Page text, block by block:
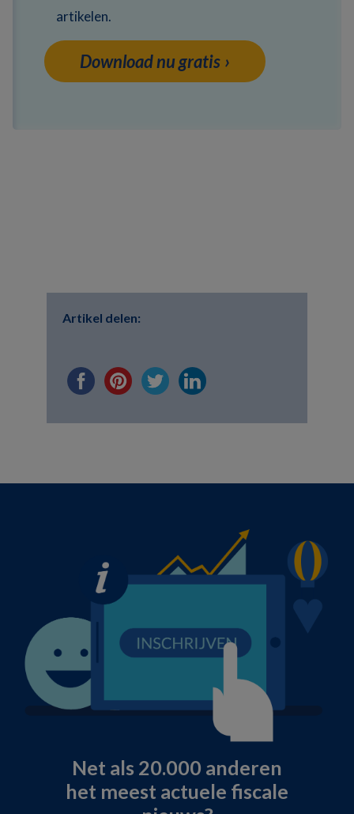
artikelen.
Download nu gratis
Artikel delen:
Net als 20.000 anderen
het meest actuele fiscale